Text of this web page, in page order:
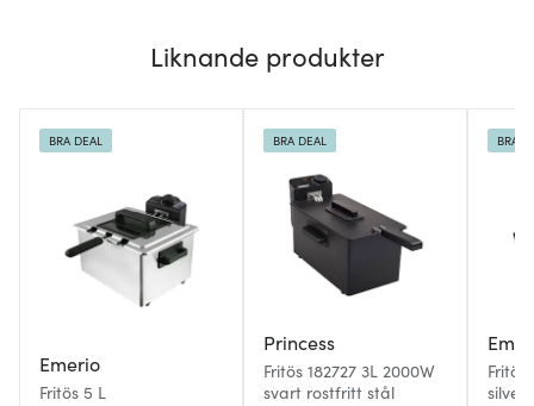
Liknande produkter
Emerio
Fritös 5 L
BRA DEAL
Princess
Fritös 182727 3L 2000W
svart rostfritt stål
BRA DEAL
Fritös
silver
BRA